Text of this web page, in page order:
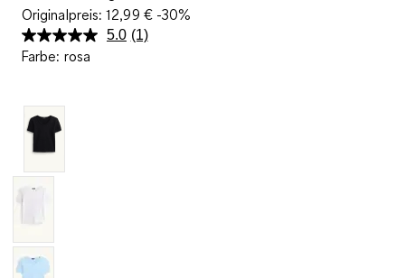
Originalpreis:12,99 €-30%
5.0 Bewertung
(1)
Farbe: rosa